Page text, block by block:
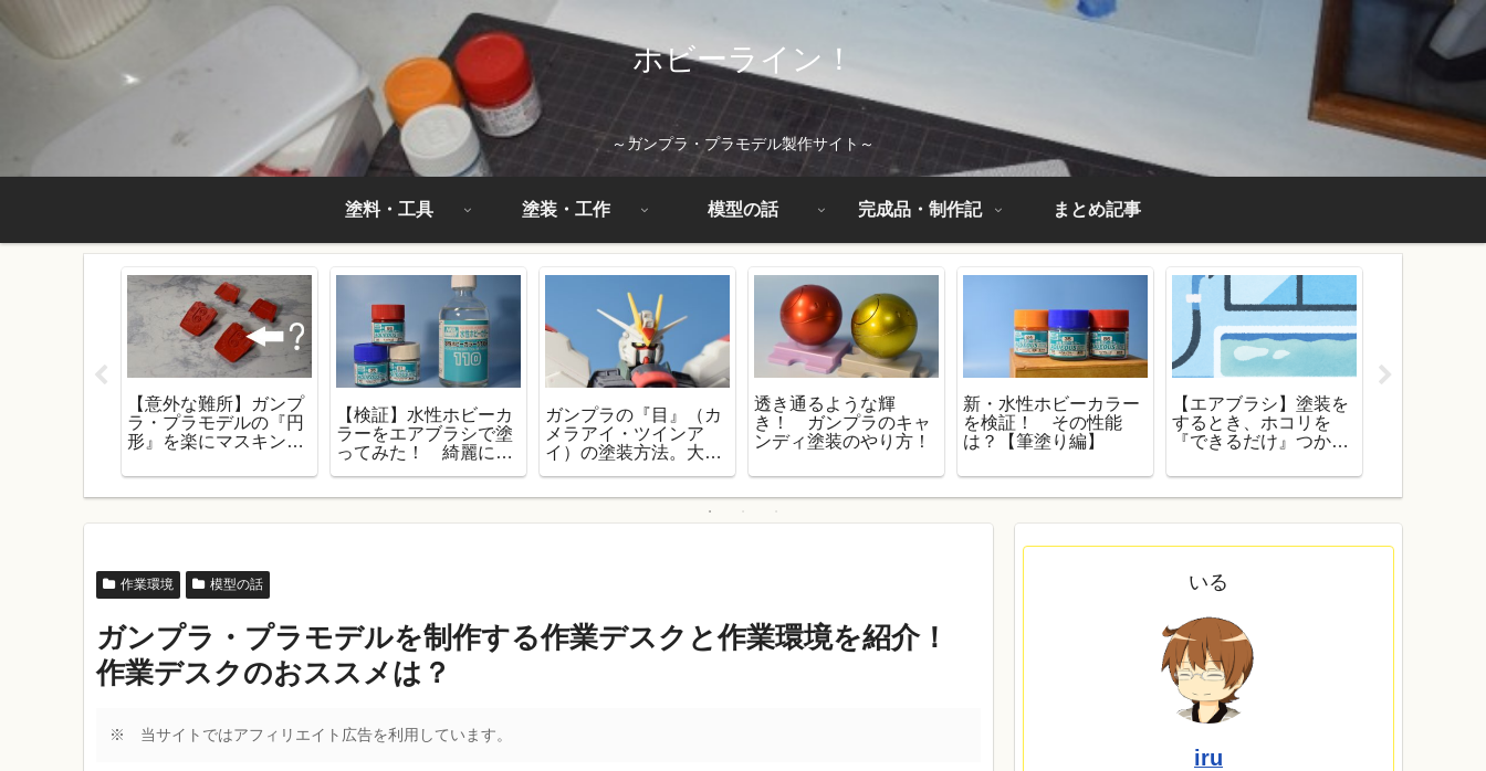
ホビーライン！
～ガンプラ・プラモデル製作サイト～
塗料・工具 塗装・工作 模型の話 完成品・制作記 まとめ記事
【意外な難所】ガンプ
ラ・プラモデルの『円
形』を楽にマスキング
【検証】水性ホビーカ
ラーをエアブラシで塗
ってみた！ 綺麗に塗
ガンプラの『目』（カ
メラアイ・ツインア
イ）の塗装方法。大事
透き通るような輝
き！ ガンプラのキャ
ンディ塗装のやり方！
新・水性ホビーカラー
を検証！ その性能
は？【筆塗り編】
【エアブラシ】塗装を
するとき、ホコリを
『できるだけ』つかな
作業環境 模型の話
ガンプラ・プラモデルを制作する作業デスクと作業環境を紹介！
作業デスクのおススメは？
※ 当サイトではアフィリエイト広告を利用しています。
いる
iru